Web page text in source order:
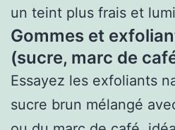
un teint plus frais et
Gommes et
(sucre, marc de
Essayez les exfoliants
sucre brun mélangé